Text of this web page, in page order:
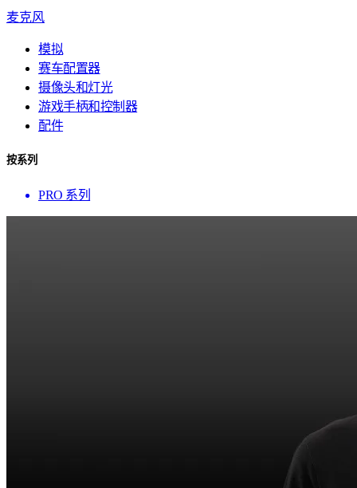
麦克风
模拟
赛车配置器
摄像头和灯光
游戏手柄和控制器
配件
按系列
PRO 系列